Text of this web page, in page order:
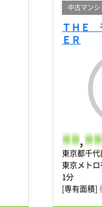
中古マンシ
ＴＨＥ
ＥＲ
- - ,- -
東京都千
東京メト
1分
[専有面積] -